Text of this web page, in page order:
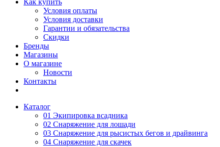
Как купить
Условия оплаты
Условия доставки
Гарантии и обязательства
Скидки
Бренды
Магазины
О магазине
Новости
Контакты
Каталог
01 Экипировка всадника
02 Снаряжение для лошади
03 Снаряжение для рысистых бегов и драйвинга
04 Снаряжение для скачек